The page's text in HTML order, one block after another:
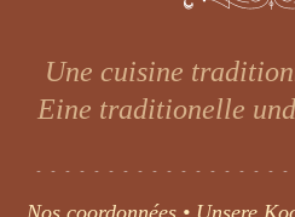
Convivial et
Nos coordonnées • Unsere